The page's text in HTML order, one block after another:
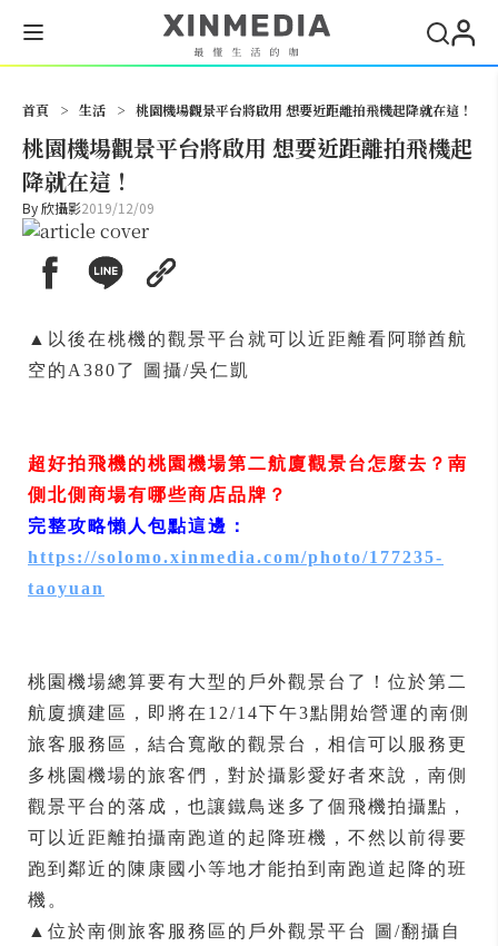
首頁 > 生活 > 桃園機場觀景平台將啟用 想要近距離拍飛機起降就在這！
桃園機場觀景平台將啟用 想要近距離拍飛機起
降就在這！
By欣攝影2019/12/09
▲以後在桃機的觀景平台就可以近距離看阿聯酋航
空的A380了 圖攝/吳仁凱
超好拍飛機的桃園機場第二航廈觀景台怎麼去？南
側北側商場有哪些商店品牌？
完整攻略懶人包點這邊：
https://solomo.xinmedia.com/photo/177235-
taoyuan
桃園機場總算要有大型的戶外觀景台了！位於第二
航廈擴建區，即將在12/14下午3點開始營運的南側
旅客服務區，結合寬敞的觀景台，相信可以服務更
多桃園機場的旅客們，對於攝影愛好者來說，南側
觀景平台的落成，也讓鐵鳥迷多了個飛機拍攝點，
可以近距離拍攝南跑道的起降班機，不然以前得要
跑到鄰近的陳康國小等地才能拍到南跑道起降的班
機。
▲位於南側旅客服務區的戶外觀景平台 圖/翻攝自